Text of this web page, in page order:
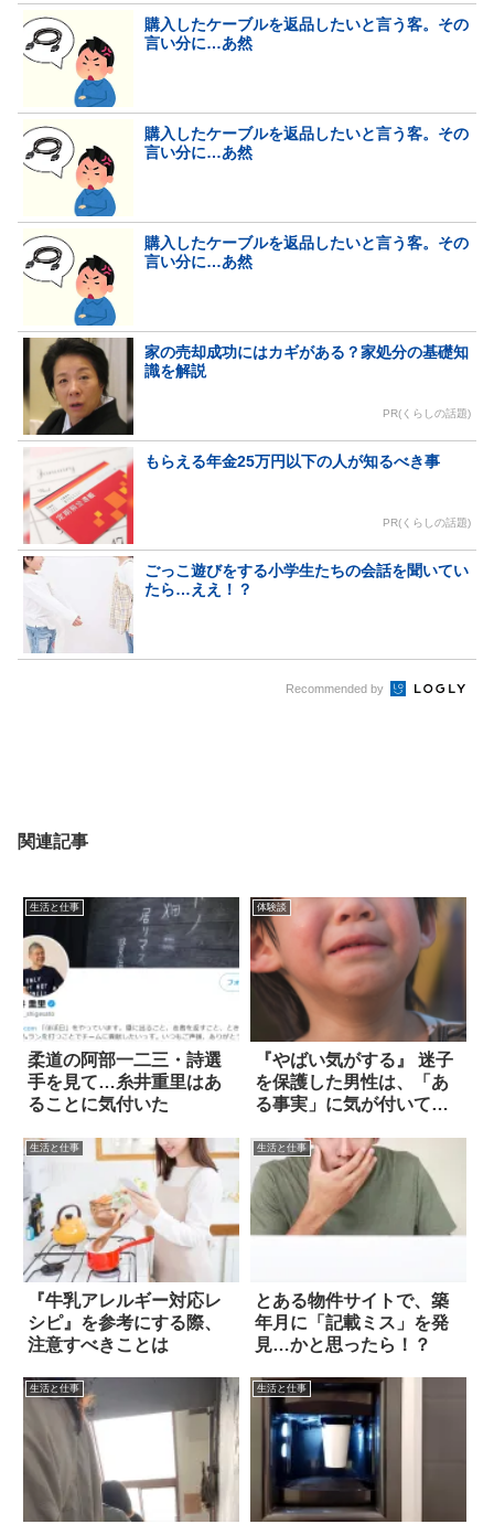
購入したケーブルを返品したいと言う客。その
言い分に…あ然
購入したケーブルを返品したいと言う客。その
言い分に…あ然
購入したケーブルを返品したいと言う客。その
言い分に…あ然
家の売却成功にはカギがある？家処分の基礎知
識を解説
PR(くらしの話題)
もらえる年金25万円以下の人が知るべき事
PR(くらしの話題)
ごっこ遊びをする小学生たちの会話を聞いてい
たら…ええ！？
Recommended by
関連記事
生活と仕事
柔道の阿部一二三・詩選
手を見て…糸井重里はあ
ることに気付いた
体験談
『やばい気がする』 迷子
を保護した男性は、「あ
る事実」に気が付いてゾ
生活と仕事
『牛乳アレルギー対応レ
シピ』を参考にする際、
注意すべきことは
生活と仕事
とある物件サイトで、築
年月に「記載ミス」を発
見…かと思ったら！？
生活と仕事 生活と仕事